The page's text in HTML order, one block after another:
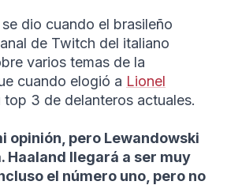
dio cuando el brasileño
de Twitch del italiano
varios temas de la
cuando elogió a Lionel
top 3 de delanteros actuales.
opinión, pero Lewandowski
Haaland llegará a ser muy
el número uno, pero no